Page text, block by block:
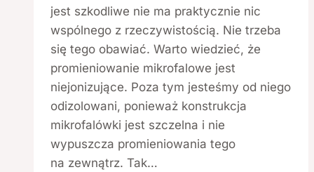
jest szkodliwe nie ma praktycznie nic
wspólnego z rzeczywistością. Nie trzeba
się tego obawiać. Warto wiedzieć, że
promieniowanie mikrofalowe jest
niejonizujące. Poza tym jesteśmy od niego
odizolowani, ponieważ konstrukcja
mikrofalówki jest szczelna i nie
wypuszcza promieniowania tego
na zewnątrz. Tak…